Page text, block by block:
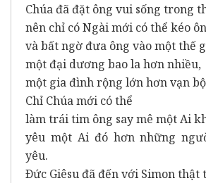
Chúa đã đặt ông vui sống trong
nên chỉ có Ngài mới có thể kéo
và bất ngờ đưa ông vào một thế
một đại dương bao la hơn nhiều,
một gia đình rộng lớn hơn vạn
Chỉ Chúa mới có thể
làm trái tim ông say mê một Ai
yêu một Ai đó hơn những
yêu.
Ðức Giêsu đã đến với Simon thật